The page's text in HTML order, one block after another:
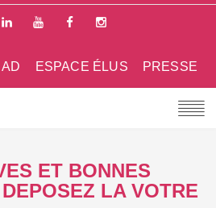
PRESSE
ESPACE ÉLUS
ET BONNES
LA VOTRE